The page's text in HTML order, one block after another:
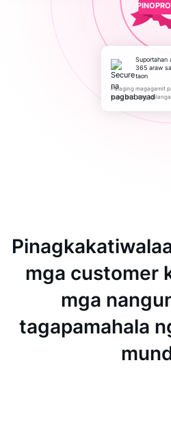
Suportahan ang
365 araw
taon
Palaging magagamit
kung ano ang
mga customer
mga
tagapamahala